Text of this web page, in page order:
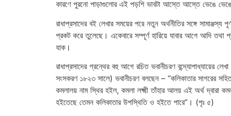
কারণে পুরনো পাড়াগুলোর এই পড়শি ভাবটা আস্তে আস্তে ভেঙে
রাধাপ্রসাদের বই লেখার সময়ের পরে নতুন অর্থনীতির সঙ্গে সামাঞ্জস্য
প্রকট করে তুলেছে। একেবারে সম্পূর্ণ হারিয়ে যাবার আগে আদি তথা
যাক।
রাধাপ্রসাদের গ্রন্থের বহু আগে রচিত ভবানীচরণ বন্দ্যোপাধ্যায়ের লেখা
সংসকরণ ১৮২৩ সালে) ভবানীচরণ বলছেন – “কলিকাতার সাগরের
কমলালয় নাম স্থির হইল, কমলা লক্ষ্মী তাঁহার আলয় এই অর্থ দ্বারা
হইতেছে তেমন কলিকাতার উপস্থিতি ও হইতে পারে”। (পৃঃ ৫)